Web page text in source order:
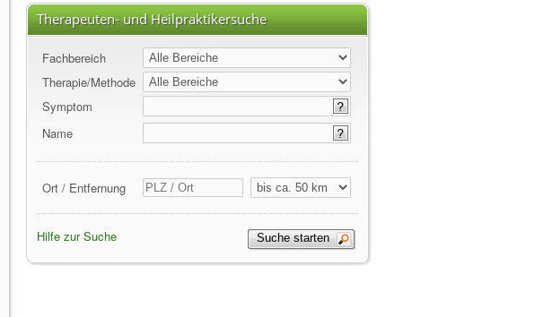
Therapeuten- und Heilpraktikersuche
Fachbereich
Therapie/Methode
Symptom
Name
Ort / Entfernung
Hilfe zur Suche